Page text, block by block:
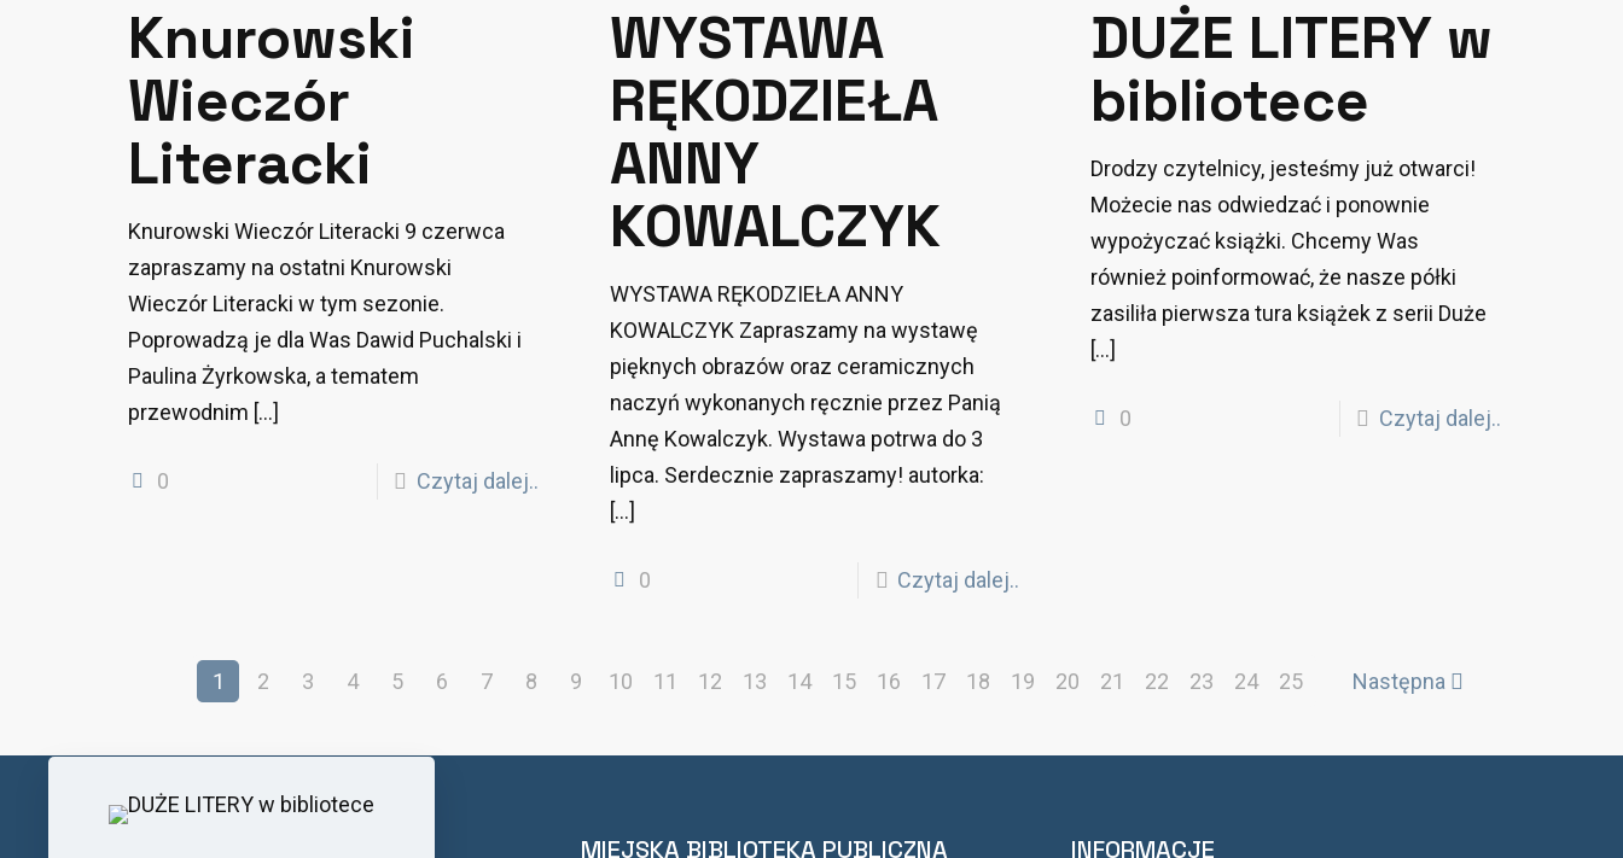
Knurowski
Wieczór
Literacki
Knurowski Wieczór Literacki 9 czerwca
zapraszamy na ostatni Knurowski
Wieczór Literacki w tym sezonie.
Poprowadzą je dla Was Dawid Puchalski i
Paulina Żyrkowska, a tematem
przewodnim […]
0 Czytaj dalej..
WYSTAWA
RĘKODZIEŁA
ANNY
KOWALCZYK
WYSTAWA RĘKODZIEŁA ANNY
KOWALCZYK Zapraszamy na wystawę
pięknych obrazów oraz ceramicznych
naczyń wykonanych ręcznie przez Panią
Annę Kowalczyk. Wystawa potrwa do 3
lipca. Serdecznie zapraszamy! autorka:
[…]
0 Czytaj dalej..
DUŻE LITERY w
bibliotece
Drodzy czytelnicy, jesteśmy już otwarci!
Możecie nas odwiedzać i ponownie
wypożyczać książki. Chcemy Was
również poinformować, że nasze półki
zasiliła pierwsza tura książek z serii Duże
[…]
0 Czytaj dalej..
1 2 3 4 5 6 7 8 9 10 11 12 13 14 15 16 17 18 19 20 21 22 23 24 25 Następna
MIEJSKA BIBLIOTEKA PUBLICZNA INFORMACJE